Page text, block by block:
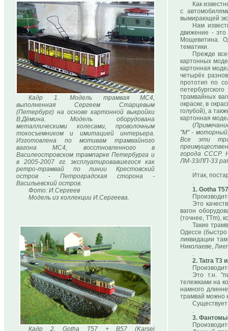
Кадр 1. Модель трамвая МС4,
выполненная Сергеем Старцевым
(Петербург) на основе картонной выкройки
В.Дёмина. Модель оборудована
металлическими колесами, проволочным
токосъемником и имитацией интерьера.
Изготовлена по мотивам трамвайного
вагона МС4, восстновленного в
Василеостровском трампарке Петербурга и
в 2005-2007 гг. эксплуатировавшегося как
ретро-трамвай по линии Крестовский
остров - Петроградская сторона -
Васильевский остров.
Фото: И.Сергеев
Модель из коллекции И.Сергеева.
Кадр 2. Gotha T57 + B57 (Karsei
Как
с
вымирающей
Нам
движение -
Мощевитина.
тематики.
Прежде
картонных
картонная
четырёх
прототип по
трамвайных
окраске, в
голубой), а
картонная
(
"М" -
Все эти
города СССР.
ЛМ-33/ЛП-33
.
Итак,
.
1. Gotha
Это
вагон
(точнее, TTm),
Такие
Одессе
ликвидации
Николаеве,
.
2. Tatra T3
Это т.н.
тележками на
намного
трамвай можно
Существует
.
3.